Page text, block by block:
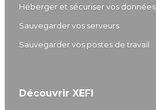
Héberger et sécuriser vos données
Sauvegarder vos serveurs
Sauvegarder vos postes de travail
Découvrir XEFI